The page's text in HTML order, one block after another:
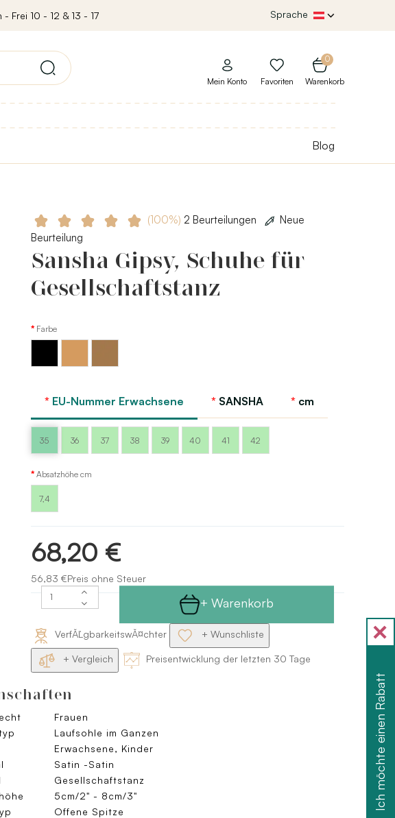
- Frei 10 - 12 & 13 - 17 Sprache
0
Warenkorb
Mein Konto Favoriten
Blog
(100%) 2 Beurteilungen
Neue
Beurteilung
Sansha Gipsy, Schuhe für
Gesellschaftstanz
Farbe
Tan
EU-Nummer Erwachsene SANSHA cm
35 36 37 38 39 40 41 42
Absatzhöhe cm
7,4
68,20 €
56,83 €Preis ohne Steuer
+ Warenkorb
VerfĂĽgbarkeitswĂ¤chter + Wunschliste
+ Vergleich Preisentwicklung der letzten 30 Tage
Frauen
Laufsohle im Ganzen
Erwachsene, Kinder
Satin -Satin
Gesellschaftstanz
5cm/2" - 8cm/3"
Offene Spitze
Ich möchte einen Rabatt